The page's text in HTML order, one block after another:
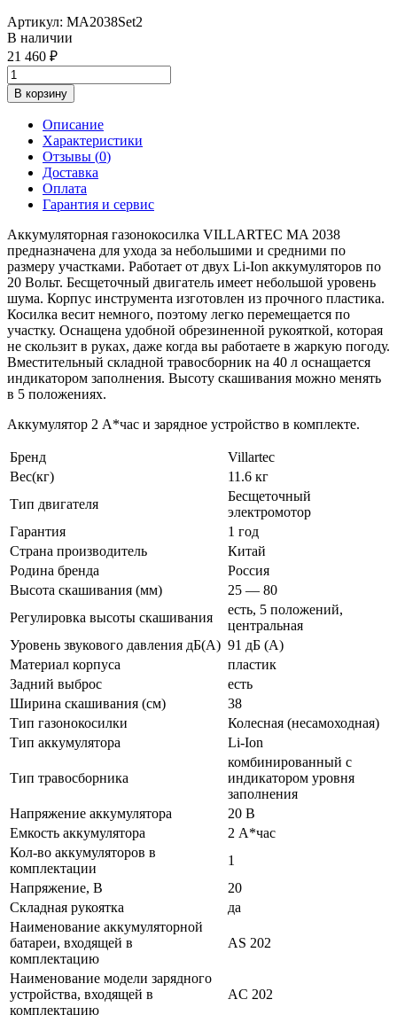
Артикул: MA2038Set2
В наличии
21 460
В корзину
Описание
Характеристики
Отзывы (0)
Доставка
Оплата
Гарантия и сервис
Аккумуляторная газонокосилка VILLARTEC MA 2038
предназначена для ухода за небольшими и средними по
размеру участками. Работает от двух Li-Ion аккумуляторов по
20 Вольт. Бесщеточный двигатель имеет небольшой уровень
шума. Корпус инструмента изготовлен из прочного пластика.
Косилка весит немного, поэтому легко перемещается по
участку. Оснащена удобной обрезиненной рукояткой, которая
не скользит в руках, даже когда вы работаете в жаркую погоду.
Вместительный складной травосборник на 40 л оснащается
индикатором заполнения. Высоту скашивания можно менять
в 5 положениях.
Аккумулятор 2 А*час и зарядное устройство в комплекте.
Бренд
Villartec
Вес(кг)
11.6 кг
Тип двигателя
Бесщеточный
электромотор
Гарантия
1 год
Страна производитель
Китай
Родина бренда
Россия
Высота скашивания (мм)
25 — 80
Регулировка высоты скашивания
есть, 5 положений,
центральная
Уровень звукового давления дБ(A) 91 дБ (A)
Материал корпуса
пластик
Задний выброс
есть
Ширина скашивания (см)
38
Тип газонокосилки
Колесная (несамоходная)
Тип аккумулятора
Li-Ion
Тип травосборника
комбинированный с
индикатором уровня
заполнения
Напряжение аккумулятора
20 В
Емкость аккумулятора
2 А*час
Кол-во аккумуляторов в
комплектации
1
Напряжение, В
20
Складная рукоятка
да
Наименование аккумуляторной
батареи, входящей в
комплектацию
AS 202
Наименование модели зарядного
устройства, входящей в
комплектацию
AC 202